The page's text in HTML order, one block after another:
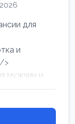
для
и
>
мужчин и